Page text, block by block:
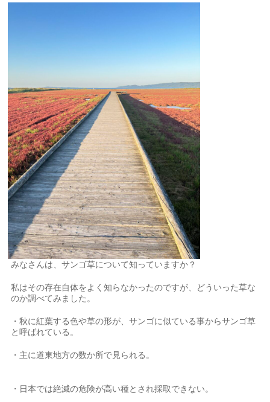
みなさんは、サンゴ草について知っていますか？
私はその存在自体をよく知らなかったのですが、どういった草な
のか調べてみました。
・秋に紅葉する色や草の形が、サンゴに似ている事からサンゴ草
と呼ばれている。
・主に道東地方の数か所で見られる。
・日本では絶滅の危険が高い種とされ採取できない。